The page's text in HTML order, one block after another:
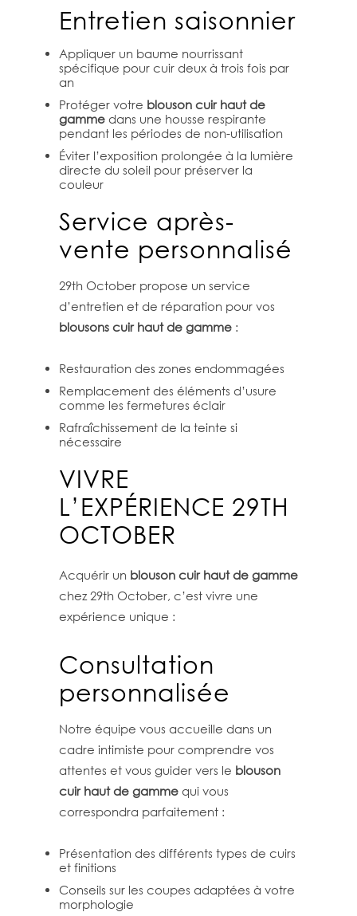
Entretien saisonnier
Appliquer un baume nourrissant
spécifique pour cuir deux à trois fois par
an
Protéger votre blouson cuir haut de
gamme dans une housse respirante
pendant les périodes de non-utilisation
Éviter l’exposition prolongée à la lumière
directe du soleil pour préserver la
couleur
Service après-
vente personnalisé
29th October propose un service
d’entretien et de réparation pour vos
blousons cuir haut de gamme :
Restauration des zones endommagées
Remplacement des éléments d’usure
comme les fermetures éclair
Rafraîchissement de la teinte si
nécessaire
VIVRE
L’EXPÉRIENCE 29TH
OCTOBER
Acquérir un blouson cuir haut de gamme
chez 29th October, c’est vivre une
expérience unique :
Consultation
personnalisée
Notre équipe vous accueille dans un
cadre intimiste pour comprendre vos
attentes et vous guider vers le blouson
cuir haut de gamme qui vous
correspondra parfaitement :
Présentation des différents types de cuirs
et finitions
Conseils sur les coupes adaptées à votre
morphologie